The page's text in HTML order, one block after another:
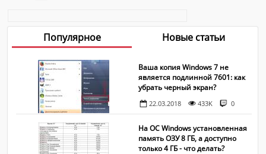
Популярное Новые статьи
Ваша копия Windows 7 не
является подлинной 7601: как
убрать черный экран?
22.03.2018 433K 0
На ОС Windows установленная
память ОЗУ 8 ГБ, а доступно
только 4 ГБ - что делать?